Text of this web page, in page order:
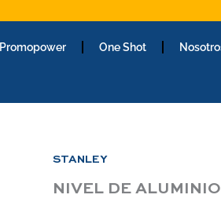
Promopower One Shot
STANLEY
NIVEL DE